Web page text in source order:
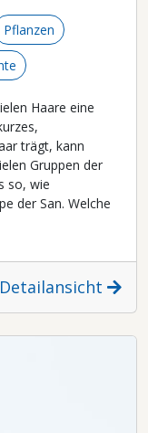
Pflanzen
Haare eine
trägt, kann
Gruppen der
so, wie
der San. Welche
Detailansicht